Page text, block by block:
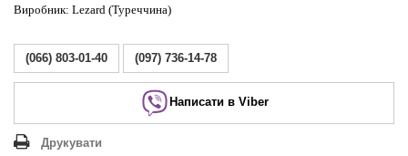
Виробник: Lezard (Туреччина)
(066) 803-01-40 (097) 736-14-78
Написати в Viber
Друкувати